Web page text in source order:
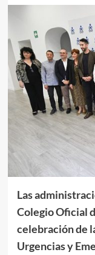
Las
Colegio Oficial
celebración de
Urgencias y